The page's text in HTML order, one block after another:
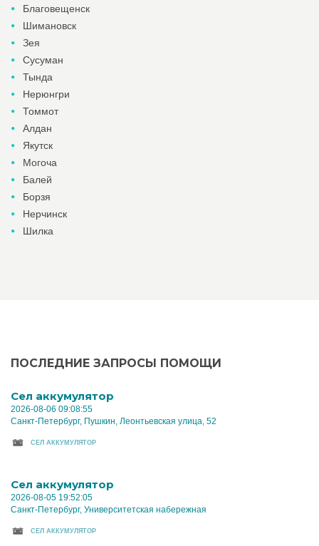
Благовещенск
Шимановск
Зея
Сусуман
Тында
Нерюнгри
Томмот
Алдан
Якутск
Могоча
Балей
Борзя
Нерчинск
Шилка
ПОСЛЕДНИЕ ЗАПРОСЫ ПОМОЩИ
Cел аккумулятор
2026-08-06 09:08:55
Санкт-Петербург, Пушкин, Леонтьевская улица, 52
CЕЛ АККУМУЛЯТОР
Cел аккумулятор
2026-08-05 19:52:05
Санкт-Петербург, Университетская набережная
CЕЛ АККУМУЛЯТОР